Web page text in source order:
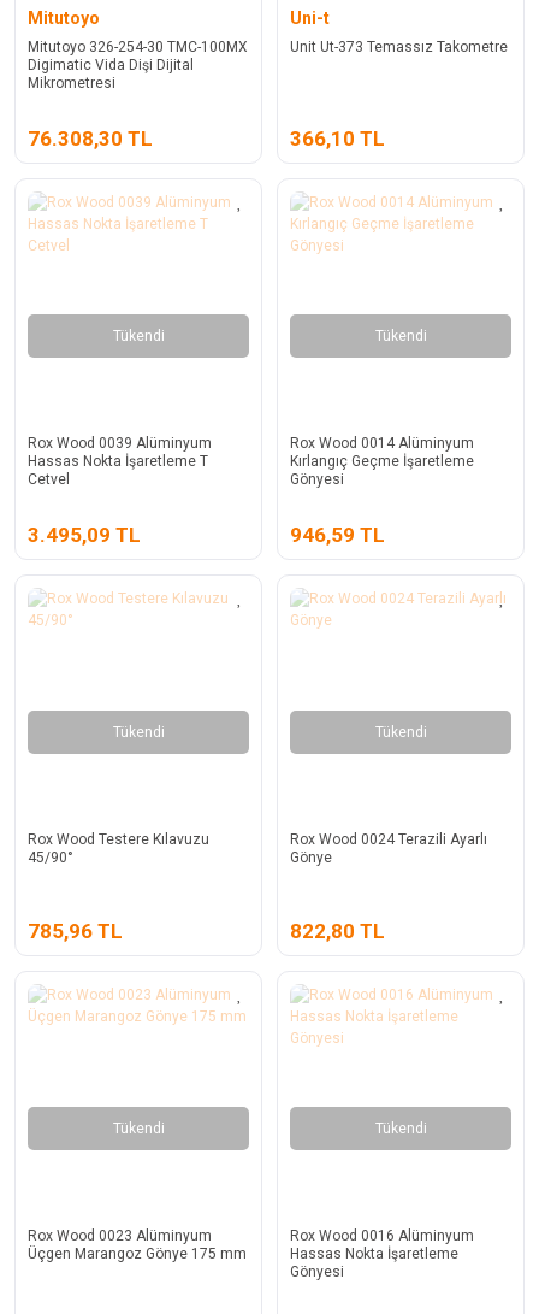
Mitutoyo
Mitutoyo 326-254-30 TMC-100MX
Digimatic Vida Dişi Dijital
Mikrometresi
76.308,30 TL
Uni-t
Unit Ut-373 Temassız Takometre
366,10 TL
Tükendi
Rox Wood 0039 Alüminyum
Hassas Nokta İşaretleme T
Cetvel
3.495,09 TL
Tükendi
Rox Wood 0014 Alüminyum
Kırlangıç Geçme İşaretleme
Gönyesi
946,59 TL
Tükendi
Rox Wood Testere Kılavuzu
45/90°
785,96 TL
Tükendi
Rox Wood 0024 Terazili Ayarlı
Gönye
822,80 TL
Tükendi
Rox Wood 0023 Alüminyum
Üçgen Marangoz Gönye 175 mm
Tükendi
Rox Wood 0016 Alüminyum
Hassas Nokta İşaretleme
Gönyesi